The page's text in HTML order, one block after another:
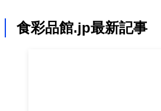
食彩品館.jp最新記事